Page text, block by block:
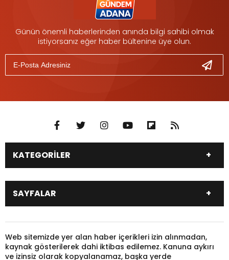
Günün önemli haberlerinden anında bilgi sahibi olmak
istiyorsanız eğer haber bültenine üye olun.
KATEGORİLER
DÜNYA
SİYASET
EKONOMİ
SAĞLIK
SPOR
TARIM
YEREL YÖNETİM
GÜNDEM
HAYVANLAR
KADIN
KONSER
SAYFALAR
Pariteler
Canlı Sonuçlar
Puan Durumu
Fikstür
Web sitemizde yer alan haber içerikleri izin alınmadan,
kaynak gösterilerek dahi iktibas edilemez. Kanuna aykırı
ve izinsiz olarak kopyalanamaz, başka yerde